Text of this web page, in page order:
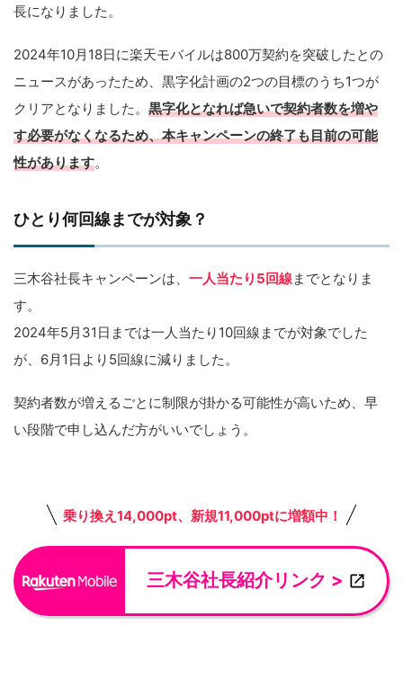
長になりました。
2024年10月18日に楽天モバイルは800万契約を突破したとの
ニュースがあったため、黒字化計画の2つの目標のうち1つが
クリアとなりました。 黒字化となれば急いで契約者数を増や
す必要がなくなるため、本キャンペーンの終了も目前の可能
性があります。
ひとり何回線までが対象？
三木谷社長キャンペーンは、 一人当たり5回線までとなりま
す。
2024年5月31日までは一人当たり10回線までが対象でした
が、6月1日より5回線に減りました。
契約者数が増えるごとに制限が掛かる可能性が高いため、早
い段階で申し込んだ方がいいでしょう。
乗り換え14,000pt、新規11,000ptに増額中！
三木谷社長紹介リンク >